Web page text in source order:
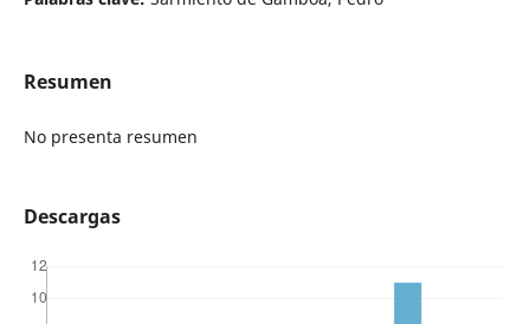
Resumen
No presenta resumen
Descargas